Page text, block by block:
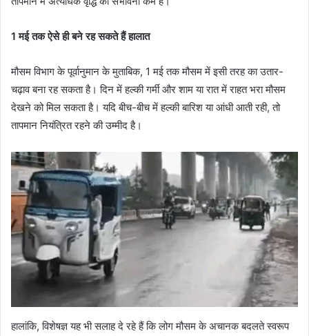
1 मई तक ऐसे ही बने रह सकते हैं हालात
मौसम विभाग के पूर्वानुमान के मुताबिक, 1 मई तक मौसम में इसी तरह का उतार-
चढ़ाव बना रह सकता है। दिन में हल्की गर्मी और शाम या रात में राहत भरा मौसम
देखने को मिल सकता है। यदि बीच-बीच में हल्की बारिश या आंधी आती रही, तो
तापमान नियंत्रित रहने की उम्मीद है।
हालांकि, विशेषज्ञ यह भी सलाह दे रहे हैं कि लोग मौसम के अचानक बदलते स्वरूप